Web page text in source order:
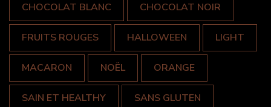
CHOCOLAT BLANC CHOCOLAT NOIR
FRUITS ROUGES HALLOWEEN LIGHT
MACARON NOËL ORANGE
SAIN ET HEALTHY SANS GLUTEN